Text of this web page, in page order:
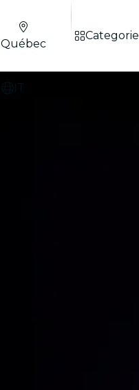
Québec
IT
Categorie